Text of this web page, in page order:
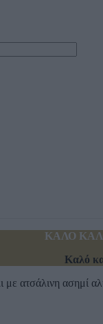
ΚΑΛΟ
Καλό
με ατσάλινη ασημί